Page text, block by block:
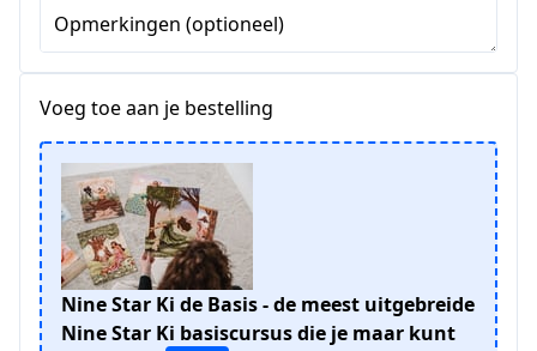
Opmerkingen (optioneel)
Voeg toe aan je bestelling
Nine Star Ki de Basis - de meest uitgebreide
Nine Star Ki basiscursus die je maar kunt